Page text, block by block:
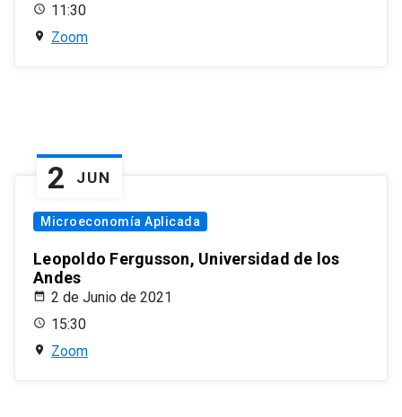
11:30
Zoom
2 JUN
Microeconomía Aplicada
Leopoldo Fergusson, Universidad de los
Andes
2 de Junio de 2021
15:30
Zoom